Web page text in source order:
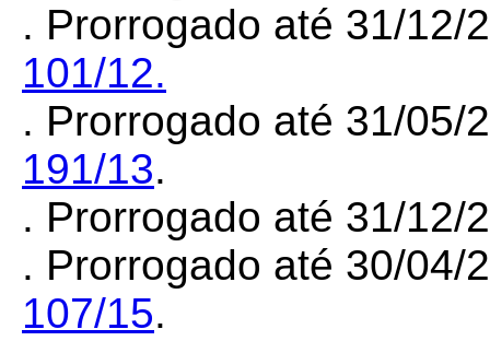
. Prorrogado até 31/12/
101/12.
. Prorrogado até 31/05/
191/13.
. Prorrogado até 31/
. Prorrogado até 30/04/
107/15.